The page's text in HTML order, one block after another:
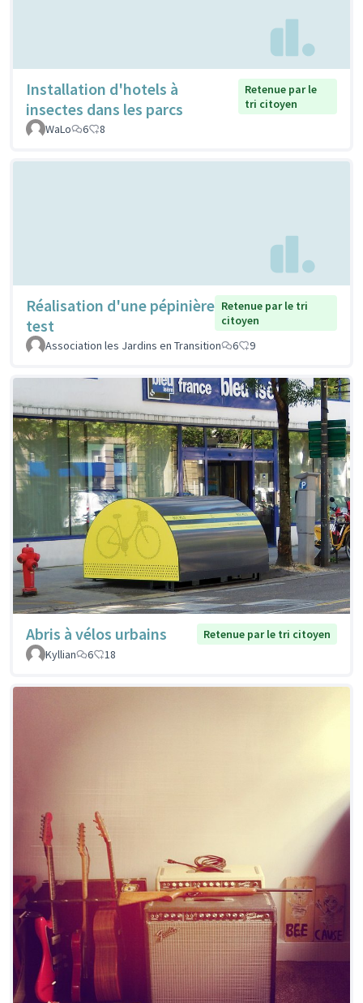
Installation d'hotels à
insectes dans les parcs
Retenue par le
tri citoyen
WaLo
6 8
Réalisation d'une pépinière
test
Retenue par le tri
citoyen
Association les Jardins en Transition
6 9
Abris à vélos urbains
Retenue par le tri citoyen
Kyllian
6 18